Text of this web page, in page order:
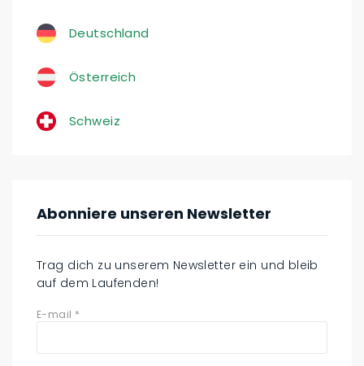
Deutschland
Österreich
Schweiz
Abonniere unseren Newsletter
Trag dich zu unserem Newsletter ein und bleib
auf dem Laufenden!
E-mail *